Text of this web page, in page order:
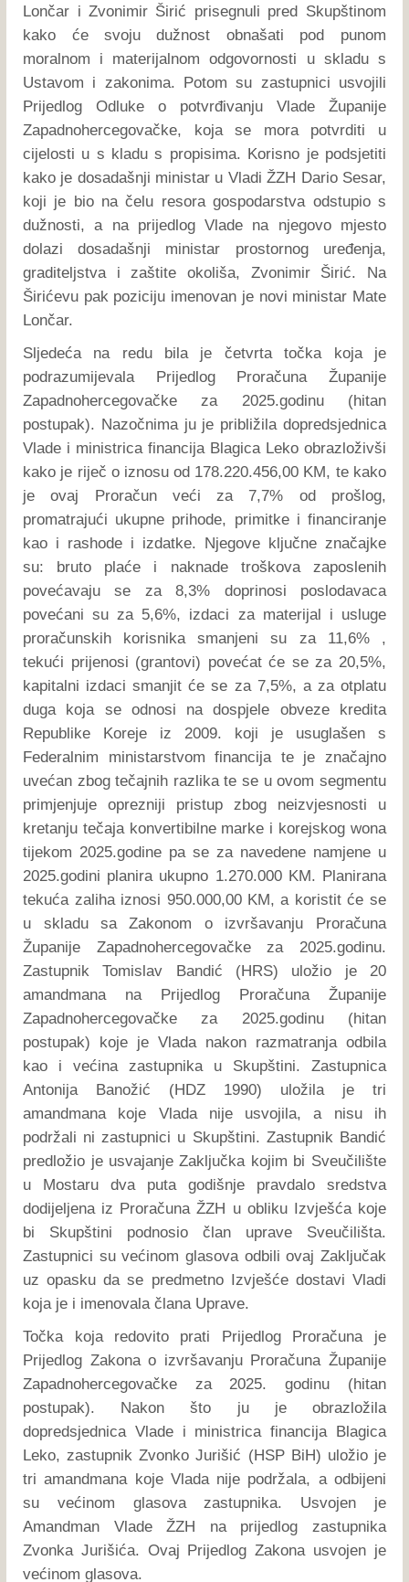
Lončar i Zvonimir Širić prisegnuli pred Skupštinom
kako će svoju dužnost obnašati pod punom
moralnom i materijalnom odgovornosti u skladu s
Ustavom i zakonima. Potom su zastupnici usvojili
Prijedlog Odluke o potvrđivanju Vlade Županije
Zapadnohercegovačke, koja se mora potvrditi u
cijelosti u s kladu s propisima. Korisno je podsjetiti
kako je dosadašnji ministar u Vladi ŽZH Dario Sesar,
koji je bio na čelu resora gospodarstva odstupio s
dužnosti, a na prijedlog Vlade na njegovo mjesto
dolazi dosadašnji ministar prostornog uređenja,
graditeljstva i zaštite okoliša, Zvonimir Širić. Na
Širićevu pak poziciju imenovan je novi ministar Mate
Lončar.
Sljedeća na redu bila je četvrta točka koja je
podrazumijevala Prijedlog Proračuna Županije
Zapadnohercegovačke za 2025.godinu (hitan
postupak). Nazočnima ju je približila dopredsjednica
Vlade i ministrica financija Blagica Leko obrazloživši
kako je riječ o iznosu od 178.220.456,00 KM, te kako
je ovaj Proračun veći za 7,7% od prošlog,
promatrajući ukupne prihode, primitke i financiranje
kao i rashode i izdatke. Njegove ključne značajke
su: bruto plaće i naknade troškova zaposlenih
povećavaju se za 8,3% doprinosi poslodavaca
povećani su za 5,6%, izdaci za materijal i usluge
proračunskih korisnika smanjeni su za 11,6% ,
tekući prijenosi (grantovi) povećat će se za 20,5%,
kapitalni izdaci smanjit će se za 7,5%, a za otplatu
duga koja se odnosi na dospjele obveze kredita
Republike Koreje iz 2009. koji je usuglašen s
Federalnim ministarstvom financija te je značajno
uvećan zbog tečajnih razlika te se u ovom segmentu
primjenjuje oprezniji pristup zbog neizvjesnosti u
kretanju tečaja konvertibilne marke i korejskog wona
tijekom 2025.godine pa se za navedene namjene u
2025.godini planira ukupno 1.270.000 KM. Planirana
tekuća zaliha iznosi 950.000,00 KM, a koristit će se
u skladu sa Zakonom o izvršavanju Proračuna
Županije Zapadnohercegovačke za 2025.godinu.
Zastupnik Tomislav Bandić (HRS) uložio je 20
amandmana na Prijedlog Proračuna Županije
Zapadnohercegovačke za 2025.godinu (hitan
postupak) koje je Vlada nakon razmatranja odbila
kao i većina zastupnika u Skupštini. Zastupnica
Antonija Banožić (HDZ 1990) uložila je tri
amandmana koje Vlada nije usvojila, a nisu ih
podržali ni zastupnici u Skupštini. Zastupnik Bandić
predložio je usvajanje Zaključka kojim bi Sveučilište
u Mostaru dva puta godišnje pravdalo sredstva
dodijeljena iz Proračuna ŽZH u obliku Izvješća koje
bi Skupštini podnosio član uprave Sveučilišta.
Zastupnici su većinom glasova odbili ovaj Zaključak
uz opasku da se predmetno Izvješće dostavi Vladi
koja je i imenovala člana Uprave.
Točka koja redovito prati Prijedlog Proračuna je
Prijedlog Zakona o izvršavanju Proračuna Županije
Zapadnohercegovačke za 2025. godinu (hitan
postupak). Nakon što ju je obrazložila
dopredsjednica Vlade i ministrica financija Blagica
Leko, zastupnik Zvonko Jurišić (HSP BiH) uložio je
tri amandmana koje Vlada nije podržala, a odbijeni
su većinom glasova zastupnika. Usvojen je
Amandman Vlade ŽZH na prijedlog zastupnika
Zvonka Jurišića. Ovaj Prijedlog Zakona usvojen je
većinom glasova.